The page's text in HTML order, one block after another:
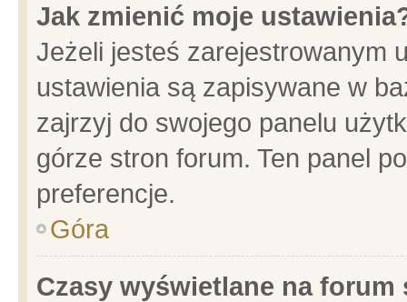
Jak zmienić moje
Jeżeli jesteś zarejestrowanym
ustawienia są zapisywane w
zajrzyj do swojego panelu
górze stron forum. Ten panel
preferencje.
Góra
Czasy wyświetlane na forum